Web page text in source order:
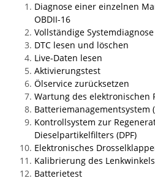
Diagnose einer einzelnen
OBDII-16
Vollständige Systemdiagnose
DTC lesen und löschen
Live-Daten lesen
Aktivierungstest
Ölservice zurücksetzen
Wartung des elektronischen
Batteriemanagementsystem
Kontrollsystem zur
Dieselpartikelfilters (DPF)
Elektronisches
Kalibrierung des
Batterietest